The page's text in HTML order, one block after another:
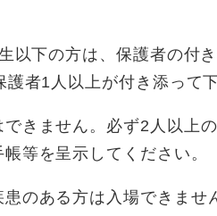
以下の方は、保護者の付
者1人以上が付き添って下
きません。必ず2人以上
等を呈示してください。
のある方は入場できませ